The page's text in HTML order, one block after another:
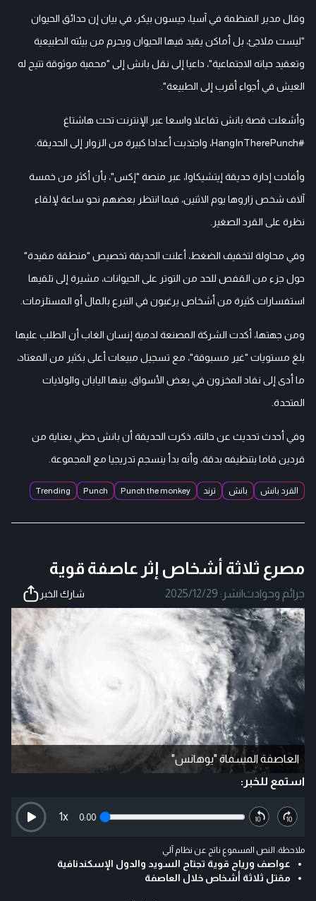
وقال مدير المنظمة في آسيا، جيسون بيكر، في بيان إن حدائق الحيوان
"ليست ملاجئ، بل أماكن يقيد فيها الحيوان ويحرم من بيئته الطبيعية
وتعقيد حياته الاجتماعية"، داعيا إلى نقل بانش إلى "محمية موثوقة تتيح له
العيش في أجواء أقرب إلى الطبيعة".
وأشعلت قصة بانش تفاعلا واسعا عبر الإنترنت تحت هاشتاغ
#HangInTherePunch، واجتذبت أعدادا كبيرة من الزوار إلى الحديقة.
وأفادت إدارة حديقة إيتشيكاوا، عبر منصة "إكس"، بأن أكثر من خمسة
آلاف شخص زاروها يوم الاثنين، فيما انتظر بعضهم نحو ساعة لإلقاء
نظرة على القرد الصغير.
وفي محاولة لتخفيف الضغط، أعلنت الحديقة تخصيص "منطقة مقيدة"
حول جزء من القفص للحد من التوتر على الحيوانات، مشيرة إلى تلقيها
استفسارات كثيرة من أشخاص يرغبون في التبرع بالمال أو المستلزمات.
ومن جهتها، أكدت الشركة المصنعة لدمية إنسان الغاب أن الطلب عليها
بلغ مستويات "غير مسبوقة"، مع تسجيل مبيعات أعلى بكثير من المعتاد،
ما أدى إلى نفاد المخزون في بعض الأسواق، بينها اليابان والولايات
المتحدة.
وفي أحدث تحديث عن حالته، ذكرت الحديقة أن بانش حظي بعناية من
قردين قاما بتنظيفه بدقة، وأنه بدأ ينسجم تدريجيا مع المجموعة.
القرد بانش بانش ترند Punch the monkey
Punch
Trending
مصرع ثلاثة أشخاص إثر عاصفة قوية
جرائم وحوادث|نشر: 2025/12/29 شارك الخبر
العاصفة المسماة "يوهانس"
استمع للخبر:
0:00
1x
ملاحظة: النص المسموع ناتج عن نظام آلي
عواصف ورياح قوية تجتاح السويد والدول الإسكندنافية
مقتل ثلاثة أشخاص خلال العاصفة